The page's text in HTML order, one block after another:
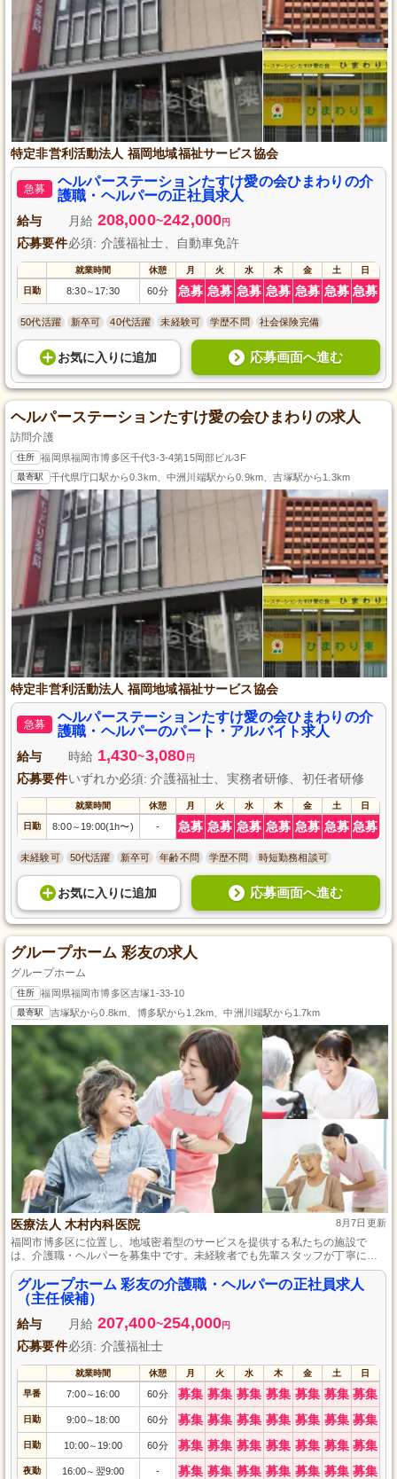
特定非営利活動法人 福岡地域福祉サービス協会
急募
ヘルパーステーションたすけ愛の会ひまわりの介
護職・ヘルパーの正社員求人
給与 月給 208,000~242,000円
応募要件必須: 介護福祉士、自動車免許
就業時間 休憩 月 火 水 木 金 土 日
日勤 8:30～ 17:30 60分 急募 急募 急募 急募 急募 急募 急募
50代活躍 新卒可 40代活躍 未経験可 学歴不問 社会保険完備
お気に入り に追加 応募画面へ進む
ヘルパーステーションたすけ愛の会ひまわりの求人
訪問介護
住所 福岡県福岡市博多区千代3-3-4第15岡部ビル3F
最寄駅 千代県庁口駅から0.3km、中洲川端駅から0.9km、吉塚駅から1.3km
特定非営利活動法人 福岡地域福祉サービス協会
急募
ヘルパーステーションたすけ愛の会ひまわりの介
護職・ヘルパーのパート・アルバイト求人
給与 時給 1,430~3,080 円
応募要件いずれか必須: 介護福祉士、実務者研修、初任者研修
就業時間 休憩 月 火 水 木 金 土 日
日勤 8:00～ 19:00(1h〜) - 急募 急募 急募 急募 急募 急募 急募
未経験可 50代活躍 新卒可 年齢不問 学歴不問 時短勤務相談可
お気に入り に追加 応募画面へ進む
グループホーム 彩友の求人
グループホーム
住所 福岡県福岡市博多区吉塚1-33-10
最寄駅 吉塚駅から0.8km、博多駅から1.2km、中洲川端駅から1.7km
医療法人 木村内科医院 8月7日更新
福岡市博多区に位置し、地域密着型のサービスを提供する私たちの施設で
は、介護職・ヘルパーを募集中です。未経験者でも先輩スタッフが丁寧に指
導する環境で安心してキャリアをスタートでき、経験者はさらなるスキルア
ップを目指せます。地域に根ざし、ご利用者様の笑顔を支える仕事に、共に
取り組んでみませんか。
グループホーム 彩友の介護職・ヘルパーの正社員求人
（主任候補）
給与 月給 207,400~254,000円
応募要件必須: 介護福祉士
就業時間 休憩 月 火 水 木 金 土 日
早番 7:00～ 16:00 60分 募集 募集 募集 募集 募集 募集 募集
日勤 9:00～ 18:00 60分 募集 募集 募集 募集 募集 募集 募集
日勤 10:00～ 19:00 60分 募集 募集 募集 募集 募集 募集 募集
夜勤 16:00～ 翌9:00 - 募集 募集 募集 募集 募集 募集 募集